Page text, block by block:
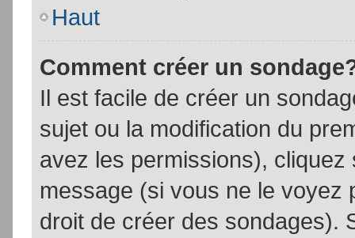
Haut
Comment créer un
Il est facile de créer un
sujet ou la modification du
avez les permissions), cliquez
message (si vous ne le voyez
droit de créer des sondages).